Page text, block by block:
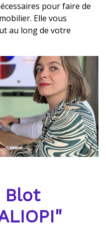
pour faire de
Elle vous
au long de votre
Blot